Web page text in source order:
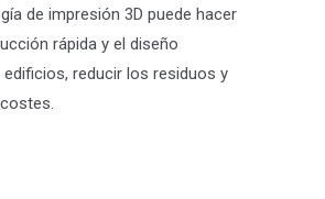
de impresión 3D puede hacer
rápida y el diseño
reducir los residuos y